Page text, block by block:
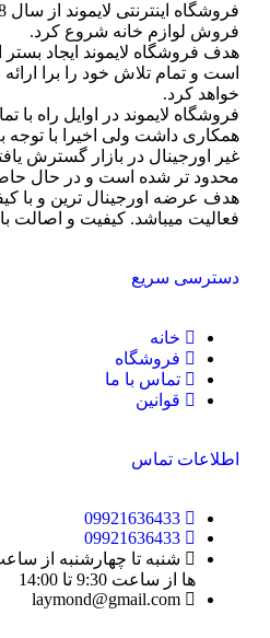
فروش لوازم خانه شروع کرد.
هدف فروشگاه لایموند ایجاد
است و تمام تلاش خود را برا
خواهد کرد.
فروشگاه لایموند در اوایل راه با
همکاری داشت ولی اخیرا با توجه
غیر اورجینال در بازار گسترش
محدود تر شده است و در حال
هدف عرضه اورجینال ترین و با
فعالیت میباشد. کیفیت و اصالت با
دسترسی سریع
خانه
فروشگاه
تماس با ما
قوانین
اطلاعات تماس
09921636433
09921636433
ها از ساعت 9:30 تا 14:00
laymond@gmail.com